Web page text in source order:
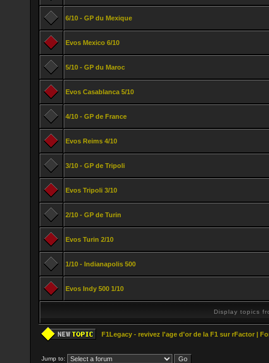
6/10 - GP du Mexique
Evos Mexico 6/10
5/10 - GP du Maroc
Evos Casablanca 5/10
4/10 - GP de France
Evos Reims 4/10
3/10 - GP de Tripoli
Evos Tripoli 3/10
2/10 - GP de Turin
Evos Turin 2/10
1/10 - Indianapolis 500
Evos Indy 500 1/10
Display topics
F1Legacy - revivez l'age d'or de la F1 sur rFactor |
Jump to: